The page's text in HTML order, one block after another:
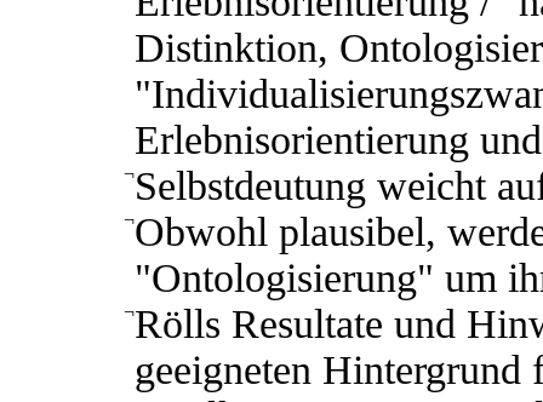
Distinktion,
Erlebnisorientierung
¬Selbstdeutung weicht
¬Obwohl plausibel,
"Ontologisierung" um
¬Rölls Resultate und
geeigneten Hintergrund